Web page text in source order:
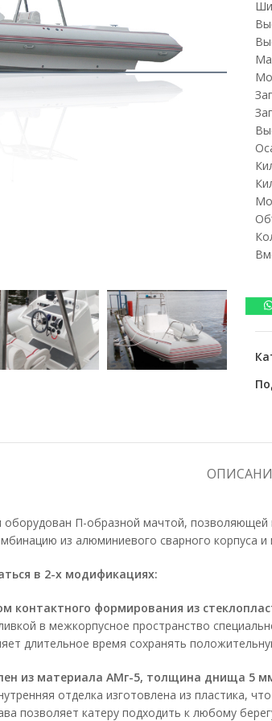
П-образной мачтой,
из алюминиевого сварного корпуса
в 2-х модификациях:
контактного формирования из
в межкорпусное пространство
длительное время сохранять
из материала АМг-5, толщина днища 5
отделка изготовлена из пластика,
позволяет катеру подходить к любому